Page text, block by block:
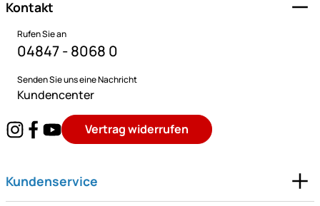
Kontakt
Rufen Sie an
04847 - 8068 0
Senden Sie uns eine Nachricht
Kundencenter
Vertrag widerrufen
Kundenservice